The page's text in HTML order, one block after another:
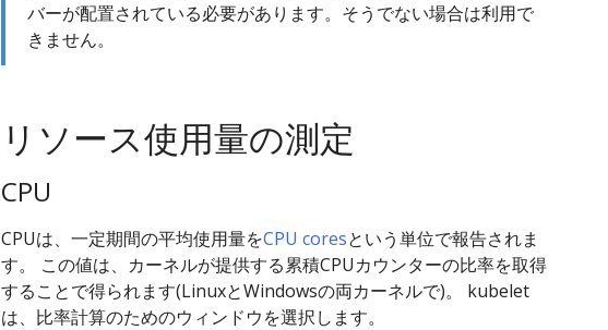
バーが配置されている必要があります。そうでない場合は利用で
きません。
リソース使用量の測定
CPU
CPUは、一定期間の平均使用量をCPU coresという単位で報告されま
す。 この値は、カーネルが提供する累積CPUカウンターの比率を取得
することで得られます(LinuxとWindowsの両カーネルで)。 kubelet
は、比率計算のためのウィンドウを選択します。